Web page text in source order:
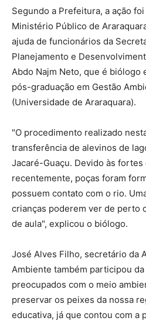
Segundo a Prefeitura, a ação
Ministério Público de
ajuda de funcionários da
Planejamento e
Abdo Najm Neto, que é biólogo
pós-graduação em Gestão
(Universidade de Araraquara).
"O procedimento realizado
transferência de alevinos de
Jacaré-Guaçu. Devido às fortes
recentemente, poças foram
possuem contato com o rio.
crianças poderem ver de perto
de aula", explicou o biólogo.
José Alves Filho, secretário da
Ambiente também participou
preocupados com o meio
preservar os peixes da nossa
educativa, já que contou com a